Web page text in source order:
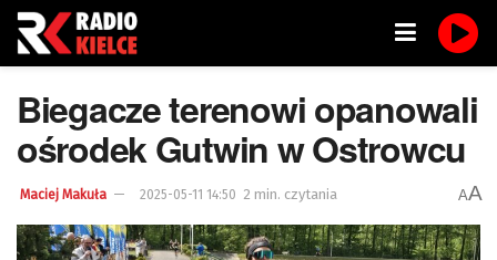
Biegacze terenowi opanowali
ośrodek Gutwin w Ostrowcu
Maciej Makuła 2025-05-11 14:50 2 min. czytania AA